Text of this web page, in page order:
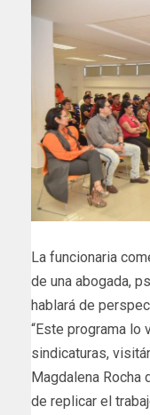
La funcionaria
de una abogada,
hablará de
“Este programa lo
sindicaturas,
Magdalena Rocha
de replicar el